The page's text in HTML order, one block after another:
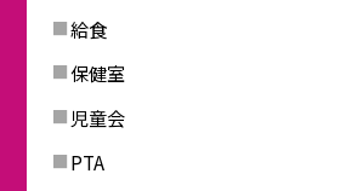
給食
保健室
児童会
PTA